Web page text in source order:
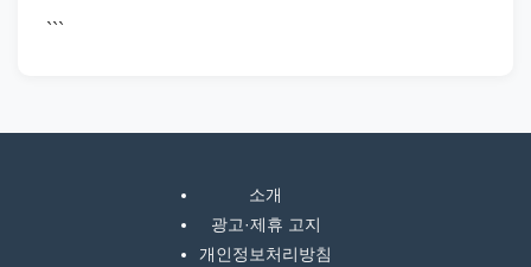
```
소개
광고·제휴 고지
개인정보처리방침